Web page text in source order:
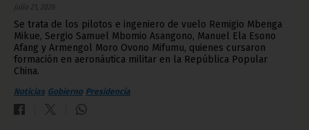
julio 21, 2026
Se trata de los pilotos e ingeniero de vuelo Remigio Mbenga
Mikue, Sergio Samuel Mbomio Asangono, Manuel Ela Esono
Afang y Armengol Moro Ovono Mifumu, quienes cursaron
formación en aeronáutica militar en la República Popular
China.
Noticias Gobierno Presidencia